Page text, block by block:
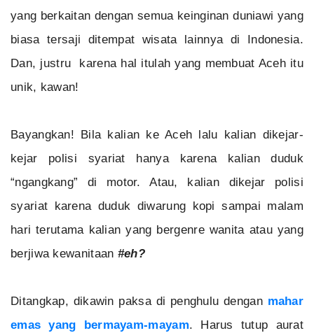
yang berkaitan dengan semua keinginan duniawi yang
biasa tersaji ditempat wisata lainnya di Indonesia.
Dan, justru karena hal itulah yang membuat Aceh itu
unik, kawan!
Bayangkan! Bila kalian ke Aceh lalu kalian dikejar-
kejar polisi syariat hanya karena kalian duduk
“ngangkang” di motor. Atau, kalian dikejar polisi
syariat karena duduk diwarung kopi sampai malam
hari terutama kalian yang bergenre wanita atau yang
berjiwa kewanitaan #eh?
Ditangkap, dikawin paksa di penghulu dengan mahar
emas yang bermayam-mayam. Harus tutup aurat